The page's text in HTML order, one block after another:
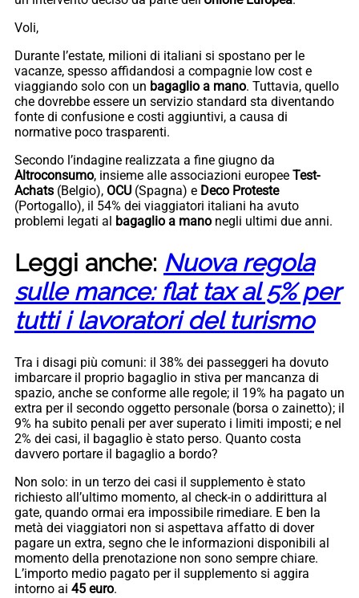
Voli,
Durante l’estate, milioni di italiani si spostano per le
vacanze, spesso affidandosi a compagnie low cost e
viaggiando solo con un bagaglio a mano. Tuttavia, quello
che dovrebbe essere un servizio standard sta diventando
fonte di confusione e costi aggiuntivi, a causa di
normative poco trasparenti.
Secondo l’indagine realizzata a fine giugno da
Altroconsumo, insieme alle associazioni europee Test-
Achats (Belgio), OCU (Spagna) e Deco Proteste
(Portogallo), il 54% dei viaggiatori italiani ha avuto
problemi legati al bagaglio a mano negli ultimi due anni.
Leggi anche: Nuova regola
sulle mance: flat tax al 5% per
tutti i lavoratori del turismo
Tra i disagi più comuni: il 38% dei passeggeri ha dovuto
imbarcare il proprio bagaglio in stiva per mancanza di
spazio, anche se conforme alle regole; il 19% ha pagato un
extra per il secondo oggetto personale (borsa o zainetto); il
9% ha subito penali per aver superato i limiti imposti; e nel
2% dei casi, il bagaglio è stato perso. Quanto costa
davvero portare il bagaglio a bordo?
Non solo: in un terzo dei casi il supplemento è stato
richiesto all’ultimo momento, al check-in o addirittura al
gate, quando ormai era impossibile rimediare. E ben la
metà dei viaggiatori non si aspettava affatto di dover
pagare un extra, segno che le informazioni disponibili al
momento della prenotazione non sono sempre chiare.
L’importo medio pagato per il supplemento si aggira
intorno ai 45 euro.